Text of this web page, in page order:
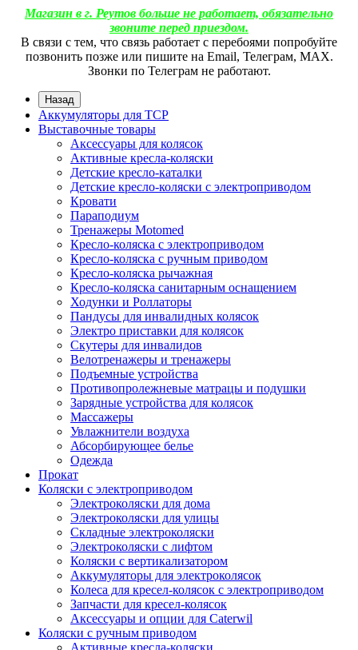
Магазин в г. Реутов больше не работает, обязательно
звоните перед приездом.
В связи с тем, что связь работает с перебоями попробуйте
позвонить позже или пишите на Email, Телеграм, МАХ.
Звонки по Телеграм не работают.
Назад
Аккумуляторы для ТСР
Выставочные товары
Аксессуары для колясок
Активные кресла-коляски
Детские кресло-каталки
Детские кресло-коляски с электроприводом
Кровати
Параподиум
Тренажеры Motomed
Кресло-коляска с электроприводом
Кресло-коляска с ручным приводом
Кресло-коляска рычажная
Кресло-коляска санитарным оснащением
Ходунки и Роллаторы
Пандусы для инвалидных колясок
Электро приставки для колясок
Скутеры для инвалидов
Велотренажеры и тренажеры
Подъемные устройства
Противопролежневые матрацы и подушки
Зарядные устройства для колясок
Массажеры
Увлажнители воздуха
Абсорбирующее белье
Одежда
Прокат
Коляски с электроприводом
Электроколяски для дома
Электроколяски для улицы
Складные электроколяски
Электроколяски с лифтом
Коляски с вертикализатором
Аккумуляторы для электроколясок
Колеса для кресел-колясок с электроприводом
Запчасти для кресел-колясок
Аксессуары и опции для Caterwil
Коляски с ручным приводом
Активные кресла-коляски